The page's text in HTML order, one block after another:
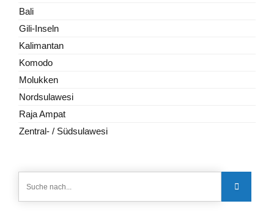
Bali
Gili-Inseln
Kalimantan
Komodo
Molukken
Nordsulawesi
Raja Ampat
Zentral- / Südsulawesi